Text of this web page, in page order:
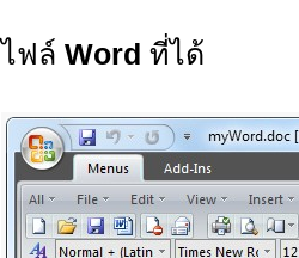
ไฟล์ Word ที่ได้